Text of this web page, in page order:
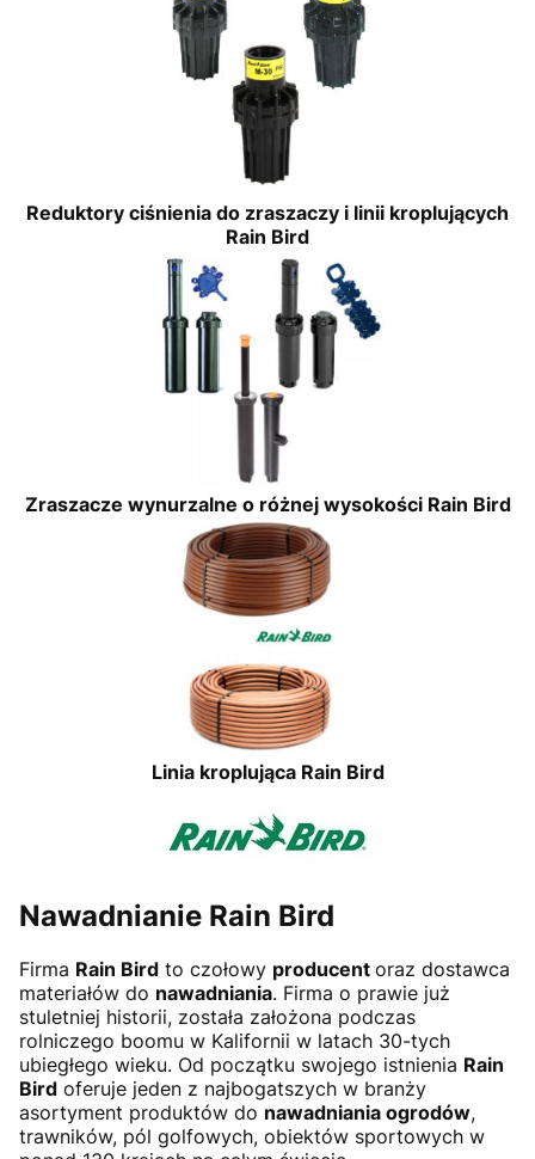
Reduktory ciśnienia do zraszaczy i linii kroplujących
Rain Bird
Zraszacze wynurzalne o różnej wysokości Rain Bird
Linia kroplująca Rain Bird
Nawadnianie Rain Bird
Firma Rain Bird to czołowy producent oraz dostawca
materiałów do nawadniania. Firma o prawie już
stuletniej historii, została założona podczas
rolniczego boomu w Kalifornii w latach 30-tych
ubiegłego wieku. Od początku swojego istnienia Rain
Bird oferuje jeden z najbogatszych w branży
asortyment produktów do nawadniania ogrodów,
trawników, pól golfowych, obiektów sportowych w